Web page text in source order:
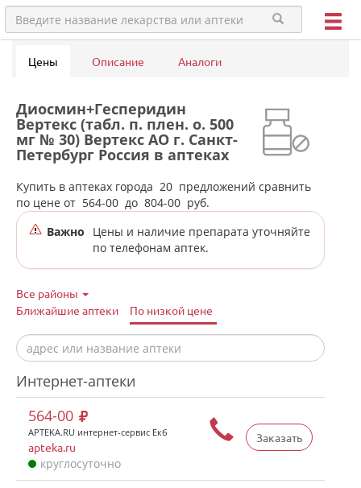
Цены Описание Аналоги
Диосмин+Гесперидин
Вертекс (табл. п. плен. о. 500
мг № 30) Вертекс АО г. Санкт-
Петербург Россия в аптеках
города Екатеринбурга
Купить в аптеках города 20 предложений сравнить
по цене от 564-00 до 804-00 руб.
Важно
Цены и наличие препарата уточняйте
по телефонам аптек.
Все районы
Ближайшие аптеки
По низкой цене
Интернет-аптеки
Заказать
564-00
APTEKA.RU интернет-сервис Екб
apteka.ru
круглосуточно